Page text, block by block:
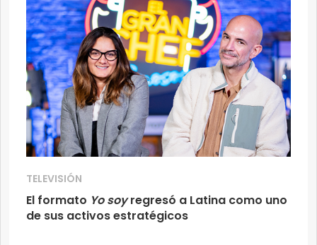
TELEVISIÓN
El formato Yo soyregresó a Latina como uno
de sus activos estratégicos